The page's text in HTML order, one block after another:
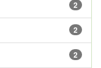
2
2
2